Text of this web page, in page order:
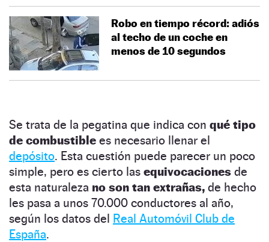
Robo en tiempo récord: adiós
al techo de un coche en
menos de 10 segundos
Se trata de la pegatina que indica con qué tipo
de combustible es necesario llenar el
depósito. Esta cuestión puede parecer un poco
simple, pero es cierto las equivocaciones de
esta naturaleza no son tan extrañas, de hecho
les pasa a unos 70.000 conductores al año,
según los datos del Real Automóvil Club de
España.